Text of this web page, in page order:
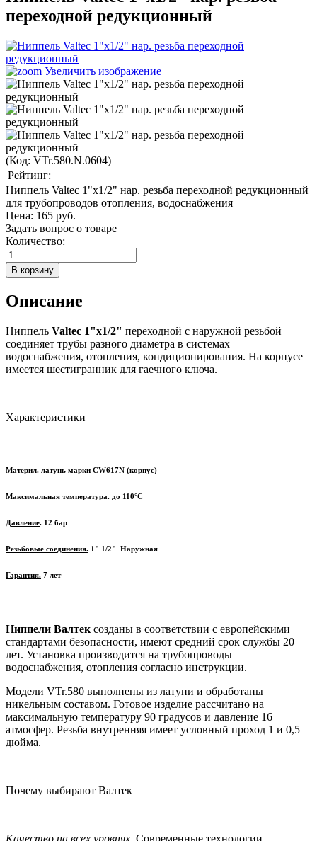
переходной редукционный
Увеличить изображение
(Код: VTr.580.N.0604)
Рейтинг:
Ниппель Valtec 1"х1/2" нар. резьба переходной редукционный
для трубопроводов отопления, водоснабжения
Цена: 165 руб.
Задать вопрос о товаре
Количество:
Описание
Ниппель Valtec 1"х1/2" переходной с наружной резьбой
соединяет трубы разного диаметра в системах
водоснабжения, отопления, кондиционирования. На корпусе
имеется шестигранник для гаечного ключа.
Характеристики
Материл. латунь марки CW617N (корпус)
Максимальная температура. до 110°C
Давление. 12 бар
Резьбовые соединения. 1" 1/2" Наружная
Гарантия. 7 лет
Ниппели Валтек созданы в соответствии с европейскими
стандартами безопасности, имеют средний срок службы 20
лет. Установка производится на трубопроводы
водоснабжения, отопления согласно инструкции.
Модели VTr.580 выполнены из латуни и обработаны
никельным составом. Готовое изделие рассчитано на
максимальную температуру 90 градусов и давление 16
атмосфер. Резьба внутренняя имеет условный проход 1 и 0,5
дюйма.
Почему выбирают Валтек
Качество на всех уровнях. Современные технологии,